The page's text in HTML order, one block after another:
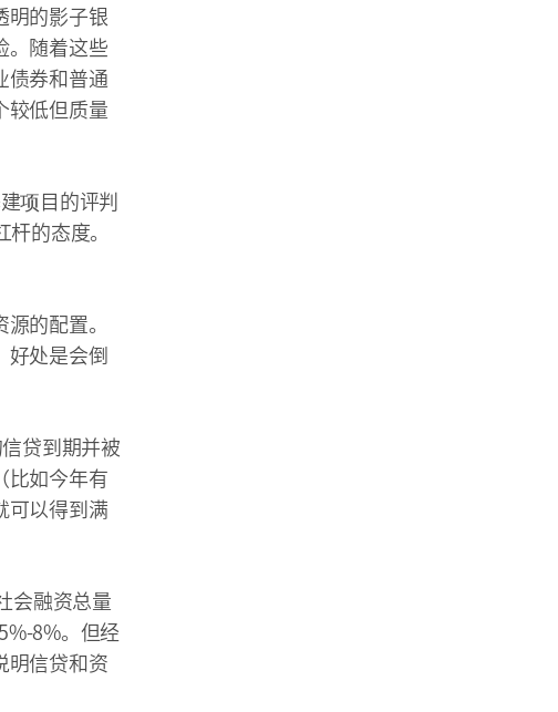
明的影子银
。随着这些
债券和普通
较低但质量
项目的评判
的态度。
的配置。
好处是会倒
贷到期并被
比如今年有
可以得到满
会融资总量
8%。但经
明信贷和资